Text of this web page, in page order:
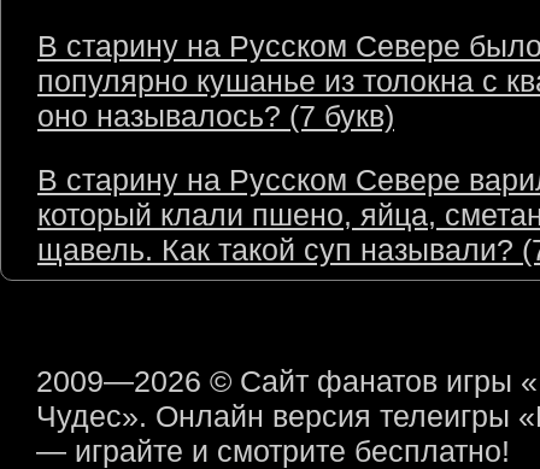
В старину на Русском Севере
популярно кушанье из толокна с
оно называлось? (7 букв)
В старину на Русском Севере
который клали пшено, яйца,
щавель. Как такой суп называли?
2009—2026 © Сайт фанатов игры
Чудес». Онлайн версия телеигры
— играйте и смотрите бесплатно!